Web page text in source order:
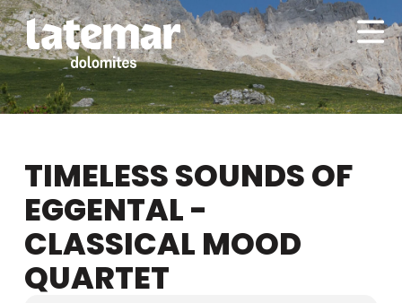
TIMELESS SOUNDS OF
EGGENTAL -
CLASSICAL MOOD
QUARTET